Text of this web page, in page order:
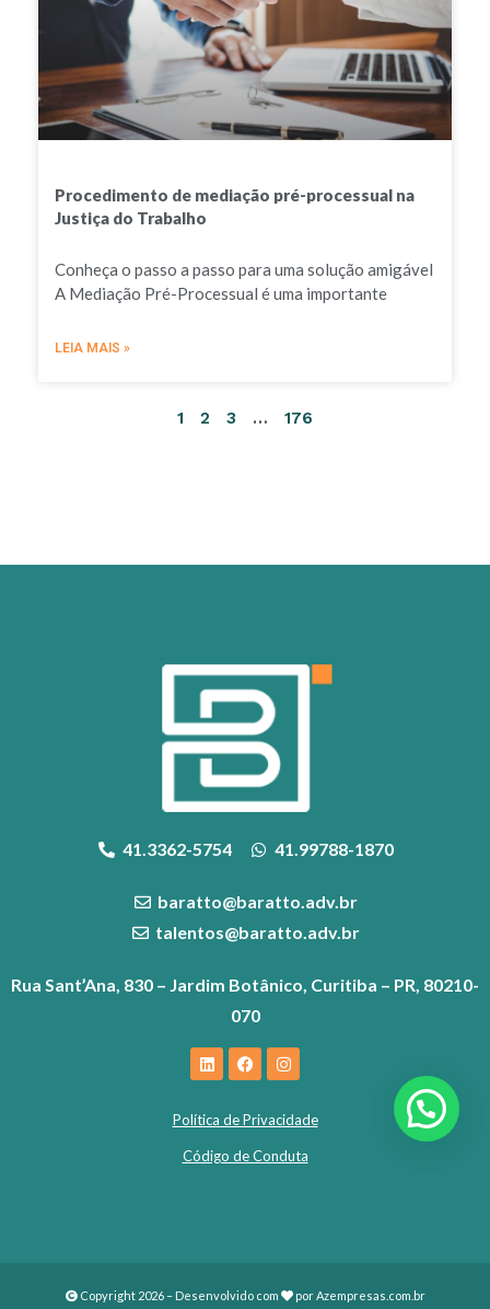
Procedimento de mediação pré-processual na
Justiça do Trabalho
Conheça o passo a passo para uma solução amigável
A Mediação Pré-Processual é uma importante
LEIA MAIS »
1 2 3 … 176
41.3362-5754 41.99788-1870
baratto@baratto.adv.br
talentos@baratto.adv.br
Rua Sant’Ana, 830 – Jardim Botânico, Curitiba – PR, 80210-
070
Política de Privacidade
Código de Conduta
Copyright 2026 – Desenvolvido com porAzempresas.com.br